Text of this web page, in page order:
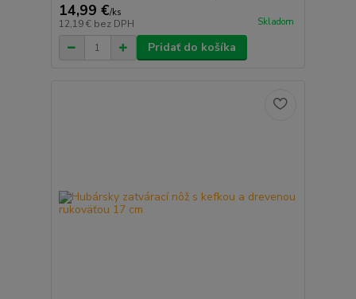
14,99 €/ks
12,19 € bez DPH Skladom
Pridať do košíka